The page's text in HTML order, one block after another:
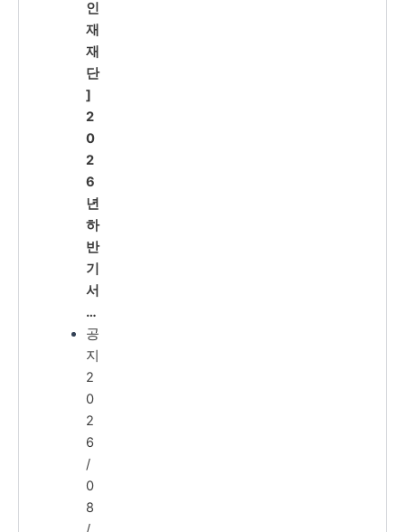
인
재
재
단
]
2
0
2
6
년
하
반
기
서
…
공
지
2
0
2
6
/
0
8